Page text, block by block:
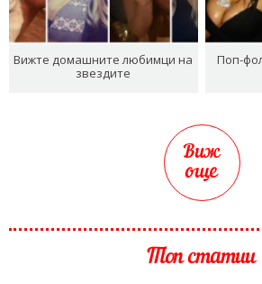
Вижте домашните любимци на
звездите
Поп-
Виж
още
Топ статии